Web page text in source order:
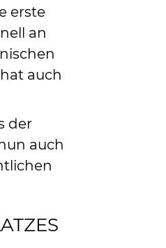
erste
an
auch
der
auch